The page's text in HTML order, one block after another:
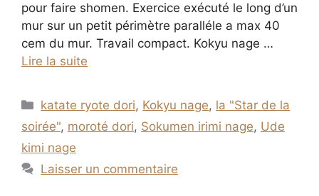
pour faire shomen. Exercice exécuté le long d’un
mur sur un petit périmètre paralléle a max 40
cem du mur. Travail compact. Kokyu nage …
Lire la suite
Catégories
katate ryote dori, Kokyu nage, la "Star de la
soirée", moroté dori, Sokumen irimi nage, Ude
kimi nage
Laisser un commentaire